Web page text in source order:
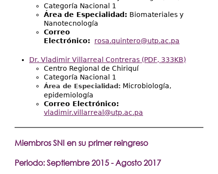
Categoría Nacional 1
Área de Especialidad: Biomateriales y
Nanotecnología
Correo
Electrónico:
rosa.quintero@utp.ac.pa
Dr. Vladimir Villarreal Contreras (PDF, 333KB)
Centro Regional de Chiriquí
Categoría Nacional 1
Área de Especialidad: Microbiología,
epidemiología
Correo Electrónico:
vladimir.villarreal@utp.ac.pa
Miembros SNI en su primer reingreso
Periodo: Septiembre 2015 - Agosto 2017